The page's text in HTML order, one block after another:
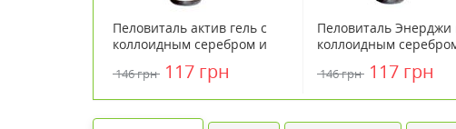
Пеловиталь актив гель с
коллоидным серебром и
30 мл
146 грн 117 грн
Пеловиталь Энерджи
коллоидным
30 мл
146 грн 117 грн